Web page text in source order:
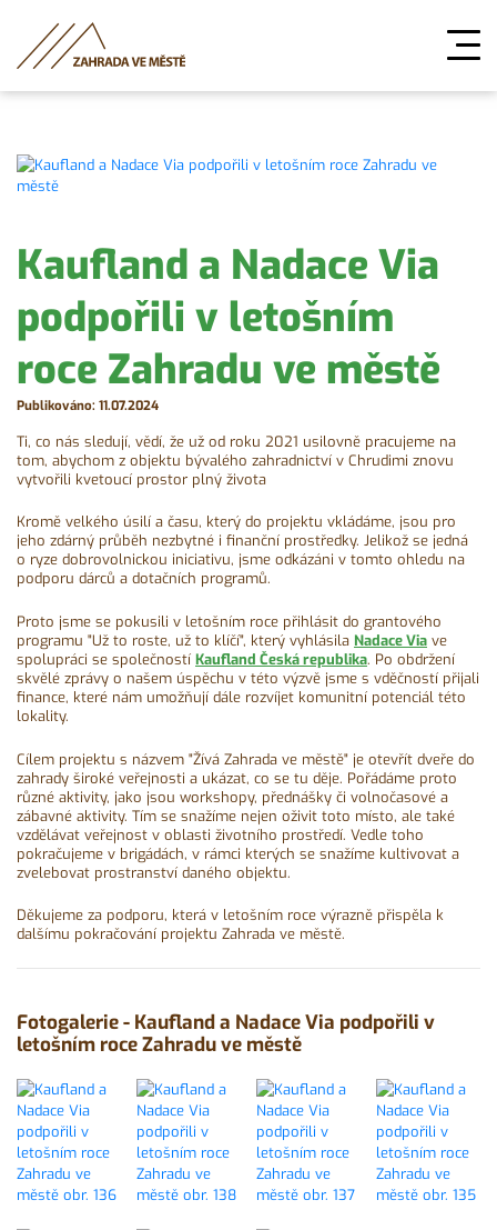
Kaufland a Nadace Via
podpořili v letošním
roce Zahradu ve městě
Publikováno: 11.07.2024
Ti, co nás sledují, vědí, že už od roku 2021 usilovně pracujeme na
tom, abychom z objektu bývalého zahradnictví v Chrudimi znovu
vytvořili kvetoucí prostor plný života
Kromě velkého úsilí a času, který do projektu vkládáme, jsou pro
jeho zdárný průběh nezbytné i finanční prostředky. Jelikož se jedná
o ryze dobrovolnickou iniciativu, jsme odkázáni v tomto ohledu na
podporu dárců a dotačních programů.
Proto jsme se pokusili v letošním roce přihlásit do grantového
programu "Už to roste, už to klíčí", který vyhlásila Nadace Via ve
spolupráci se společností Kaufland Česká republika. Po obdržení
skvělé zprávy o našem úspěchu v této výzvě jsme s vděčností přijali
finance, které nám umožňují dále rozvíjet komunitní potenciál této
lokality.
Cílem projektu s názvem "Žívá Zahrada ve městě" je otevřít dveře do
zahrady široké veřejnosti a ukázat, co se tu děje. Pořádáme proto
různé aktivity, jako jsou workshopy, přednášky či volnočasové a
zábavné aktivity. Tím se snažíme nejen oživit toto místo, ale také
vzdělávat veřejnost v oblasti životního prostředí. Vedle toho
pokračujeme v brigádách, v rámci kterých se snažíme kultivovat a
zvelebovat prostranství daného objektu.
Děkujeme za podporu, která v letošním roce výrazně přispěla k
dalšímu pokračování projektu Zahrada ve městě.
Fotogalerie - Kaufland a Nadace Via podpořili v
letošním roce Zahradu ve městě